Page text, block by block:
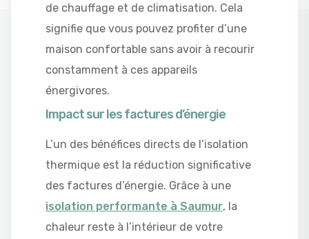
de chauffage et de climatisation. Cela
signifie que vous pouvez profiter d’une
maison confortable sans avoir à recourir
constamment à ces appareils
énergivores.
Impact sur les factures d’énergie
L’un des bénéfices directs de l’isolation
thermique est la réduction significative
des factures d’énergie. Grâce à une
isolation performante à Saumur, la
chaleur reste à l’intérieur de votre